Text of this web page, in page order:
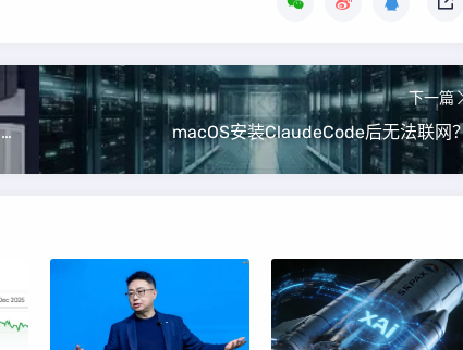
红帽RHCSA认证(19)初级及进阶Linux保姆级教程（学不废来坎我——就怕你日后学成黑客了）
下一篇
macOS安装ClaudeCode后无法联网